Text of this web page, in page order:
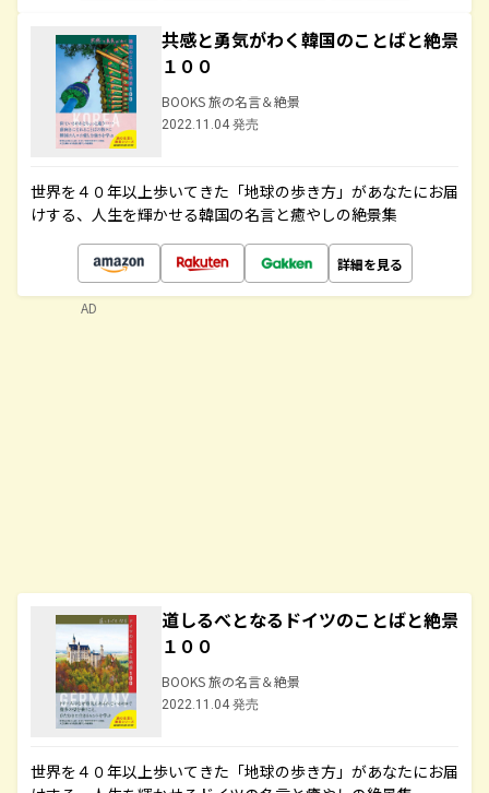
共感と勇気がわく韓国のことばと絶景
１００
BOOKS 旅の名言＆絶景
2022.11.04 発売
世界を４０年以上歩いてきた「地球の歩き方」があなたにお届
けする、人生を輝かせる韓国の名言と癒やしの絶景集
詳細を見る
道しるべとなるドイツのことばと絶景
１００
BOOKS 旅の名言＆絶景
2022.11.04 発売
世界を４０年以上歩いてきた「地球の歩き方」があなたにお届
AD